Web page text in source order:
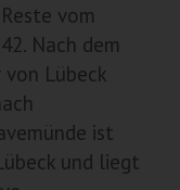
vom
Nach dem
Lübeck
ist
und liegt